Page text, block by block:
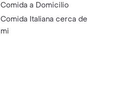
Comida a Domicilio
Comida Italiana cerca de
mi